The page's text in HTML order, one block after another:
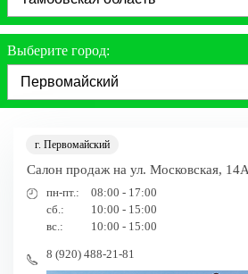
Выберите город:
г. Первомайский
Салон продаж на ул. Московская,
пн-пт.:
08:00 - 17:00
сб.:
10:00 - 15:00
вс.:
10:00 - 15:00
8 (920) 488-21-81